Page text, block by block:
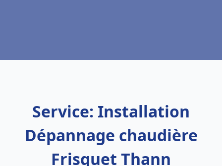
Service: Installation
Dépannage chaudière
Frisquet Thann